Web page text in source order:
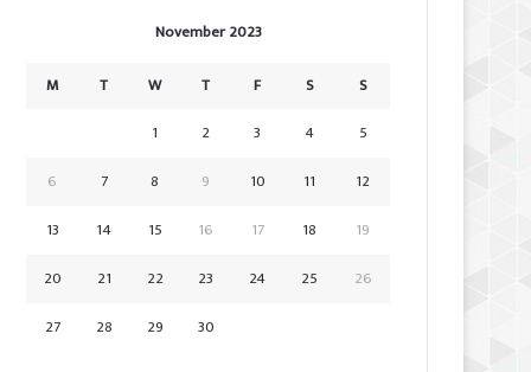
November 2023
M T W T F S
S
1
2 3 4
5
6
7 8 9 10 11
12
13
14 15 16 17 18
19
20
21 22 23 24 25
26
27
28 29 30